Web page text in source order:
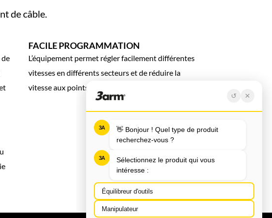
de câble.
FACILE PROGRAMMATION
L’équipement permet régler facilement différentes
vitesses en différents secteurs et de réduire la
vitesse aux points proches de prise et charge.